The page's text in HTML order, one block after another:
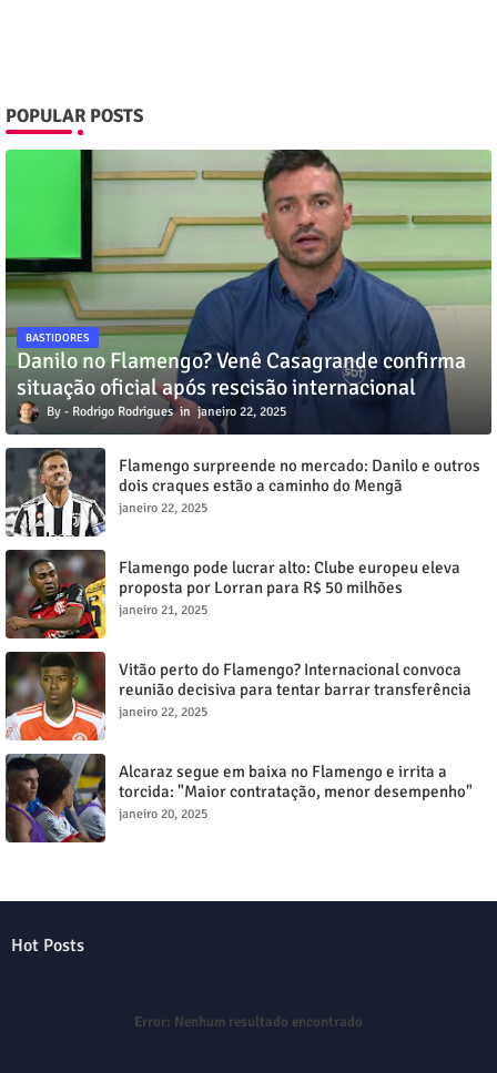
POPULAR POSTS
BASTIDORES
Danilo no Flamengo? Venê Casagrande confirma
situação oficial após rescisão internacional
Rodrigo Rodrigues janeiro 22, 2025
Flamengo surpreende no mercado: Danilo e outros
dois craques estão a caminho do Mengã
janeiro 22, 2025
Flamengo pode lucrar alto: Clube europeu eleva
proposta por Lorran para R$ 50 milhões
janeiro 21, 2025
Vitão perto do Flamengo? Internacional convoca
reunião decisiva para tentar barrar transferência
milionária
janeiro 22, 2025
Alcaraz segue em baixa no Flamengo e irrita a
torcida: "Maior contratação, menor desempenho"
janeiro 20, 2025
Hot Posts
Error: Nenhum resultado encontrado